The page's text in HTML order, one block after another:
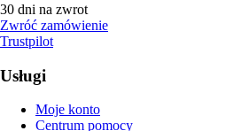
30 dni na zwrot
Zwróć zamówienie
Trustpilot
Usługi
Moje konto
Centrum pomocy